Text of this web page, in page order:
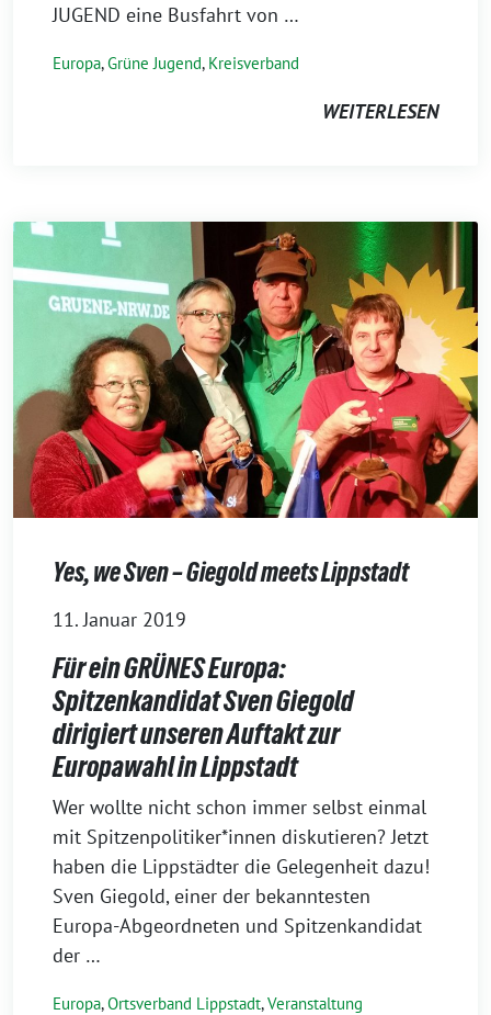
JUGEND eine Busfahrt von …
Europa,Grüne Jugend, Kreisverband
WEITERLESEN
Yes, we Sven – Giegold meets Lippstadt
11. Januar 2019
Für ein GRÜNES Europa:
Spitzenkandidat Sven Giegold
dirigiert unseren Auftakt zur
Europawahl in Lippstadt
Wer wollte nicht schon immer selbst einmal
mit Spitzenpolitiker*innen diskutieren? Jetzt
haben die Lippstädter die Gelegenheit dazu!
Sven Giegold, einer der bekanntesten
Europa-Abgeordneten und Spitzenkandidat
der …
Europa,Ortsverband Lippstadt,Veranstaltung